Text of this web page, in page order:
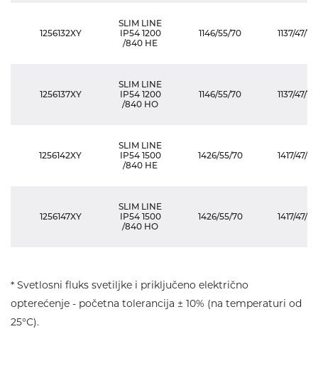
1256132XY
SLIM LINE
IP54 1200
/840 HE
1146/55/70 1137/47/115
1256137XY
SLIM LINE
IP54 1200
/840 HO
1146/55/70 1137/47/115
1256142XY
SLIM LINE
IP54 1500
/840 HE
1426/55/70 1417/47/115
1256147XY
SLIM LINE
IP54 1500
/840 HO
1426/55/70 1417/47/115
* Svetlosni fluks svetiljke i priključeno električno
opterećenje - početna tolerancija ± 10% (na temperaturi od
25°C).